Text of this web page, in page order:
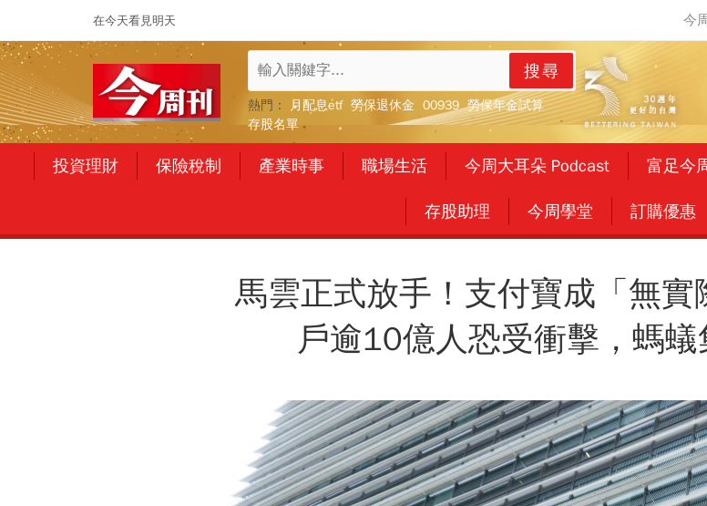
在今天看見明天
搜尋
熱門： 月配息etf 勞保退休金 00939 勞保年金試算
存股名單
投資理財 保險稅制 產業時事 職場生活 今周大耳朵 Podcast 富足今
存股助理 今周學堂 訂購優惠
馬雲正式放手！支付寶成「無實
戶逾10億人恐受衝擊，螞蟻